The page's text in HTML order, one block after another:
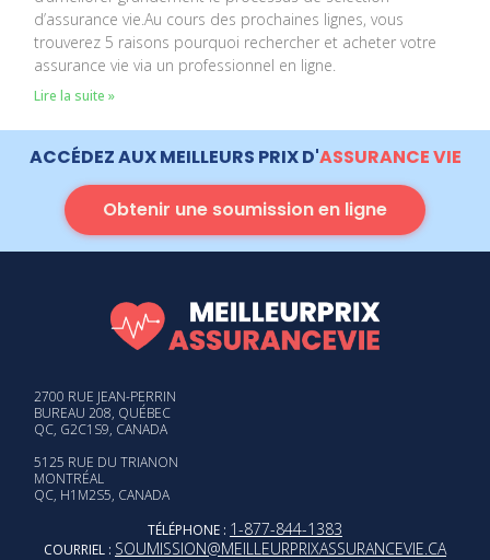
d’assurance vie.Au cours des prochaines lignes, vous
trouverez 5 raisons pourquoi rechercher et acheter votre
assurance vie via un professionnel en ligne.
Lire la suite »
ACCÉDEZ AUX MEILLEURS PRIX D'ASSURANCE VIE
Obtenir une soumission en ligne
2700 RUE JEAN-PERRIN
BUREAU 208, QUÉBEC
QC, G2C1S9, CANADA
5125 RUE DU TRIANON
MONTRÉAL
QC, H1M2S5, CANADA
TÉLÉPHONE : 1-877-844-1383
COURRIEL : SOUMISSION@MEILLEURPRIXASSURANCEVIE.CA